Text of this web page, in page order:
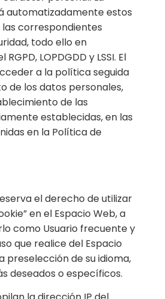
automatizadamente estos
correspondientes
todo ello en
LOPDGDD y LSSI. El
a la política seguida
de los datos personales,
de las
establecidas, en las
en la Política de
el derecho de utilizar
en el Espacio Web, a
como Usuario frecuente y
que realice del Espacio
preselección de su idioma,
deseados o específicos.